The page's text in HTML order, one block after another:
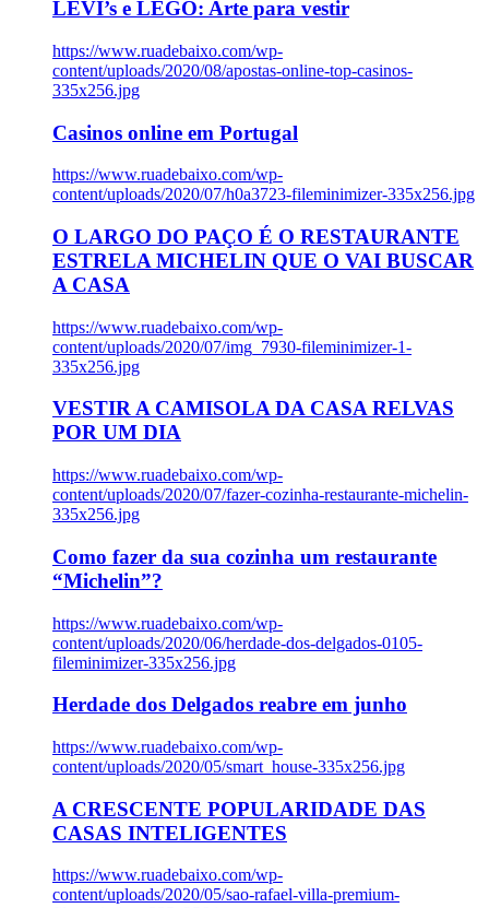
LEVI’s e LEGO: Arte para vestir
https://www.ruadebaixo.com/wp-
content/uploads/2020/08/apostas-online-top-casinos-
335x256.jpg
Casinos online em Portugal
https://www.ruadebaixo.com/wp-
content/uploads/2020/07/h0a3723-fileminimizer-335x256.jpg
O LARGO DO PAÇO É O RESTAURANTE
ESTRELA MICHELIN QUE O VAI BUSCAR
A CASA
https://www.ruadebaixo.com/wp-
content/uploads/2020/07/img_7930-fileminimizer-1-
335x256.jpg
VESTIR A CAMISOLA DA CASA RELVAS
POR UM DIA
https://www.ruadebaixo.com/wp-
content/uploads/2020/07/fazer-cozinha-restaurante-michelin-
335x256.jpg
Como fazer da sua cozinha um restaurante
“Michelin”?
https://www.ruadebaixo.com/wp-
content/uploads/2020/06/herdade-dos-delgados-0105-
fileminimizer-335x256.jpg
Herdade dos Delgados reabre em junho
https://www.ruadebaixo.com/wp-
content/uploads/2020/05/smart_house-335x256.jpg
A CRESCENTE POPULARIDADE DAS
CASAS INTELIGENTES
https://www.ruadebaixo.com/wp-
content/uploads/2020/05/sao-rafael-villa-premium-